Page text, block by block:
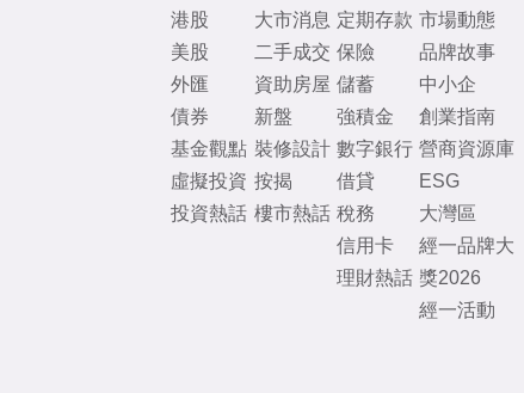
港股
美股
外匯
債券
基金觀點
虛擬投資
投資熱話
大市消息
二手成交
資助房屋
新盤
裝修設計
按揭
樓市熱話
定期存款
保險
儲蓄
強積金
數字銀行
借貸
稅務
信用卡
理財熱話
市場動態
品牌故事
中小企
創業指南
營商資源庫
ESG
大灣區
經一品牌大
獎2026
經一活動